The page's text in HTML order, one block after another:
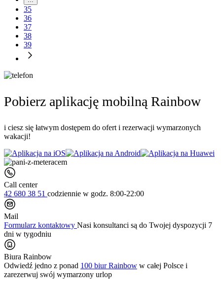
35
36
37
38
39
Pobierz aplikację mobilną Rainbow
i ciesz się łatwym dostępem do ofert i rezerwacji wymarzonych
wakacji!
Call center
42 680 38 51 codziennie w godz. 8:00-22:00
Mail
Formularz kontaktowy Nasi konsultanci są do Twojej dyspozycji 7
dni w tygodniu
Biura Rainbow
Odwiedź jedno z ponad 100 biur Rainbow w całej Polsce i
zarezerwuj swój wymarzony urlop